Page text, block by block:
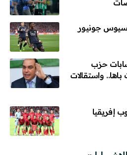
جونيور
حزب
باها.. واستقالات
إفريقيا